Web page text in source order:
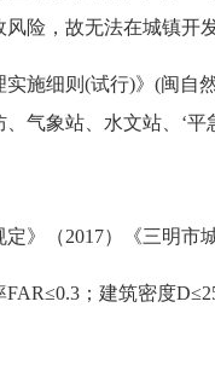
险，故无法在城镇开
细则(试行)》(闽自然
气象站、水文站、‘平
（2017）《三明市
；建筑密度